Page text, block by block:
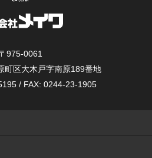
975-0061
町区大木戸字南原189番地
/ FAX: 0244-23-1905